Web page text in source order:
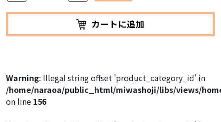
カートに追加
Warning: Illegal string offset 'product_category_id' in
/home/naraoa/public_html/miwashoji/libs/views/
on line 156